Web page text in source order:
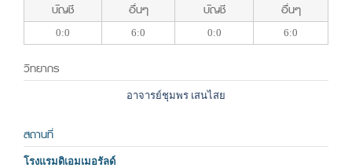
บัญชี
อื่นๆ บัญชี อื่นๆ
0:0 6:0 0:0 6:0
วิทยากร
อาจารย์ชุมพร เสนไสย
สถานที่
โรงแรมดิเอมเมอรัลด์